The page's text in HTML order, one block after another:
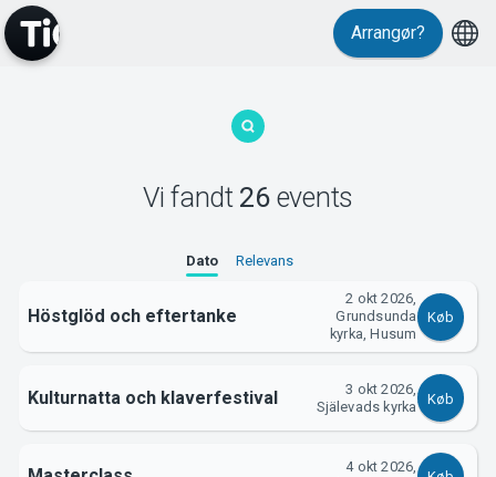
MyTickster
Arrangør?
Vi fandt 26events
Dato Relevans
Höstglöd och eftertanke
2 okt 2026,
Grundsunda
kyrka, Husum
Køb
Kulturnatta och klaverfestival
3 okt 2026,
Själevads kyrka
Køb
4 okt 2026,